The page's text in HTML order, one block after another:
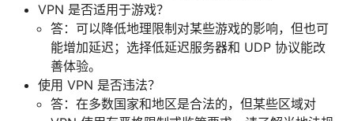
VPN 是否适用于游戏？
答：可以降低地理限制对某些游戏的影响，但也可
能增加延迟；选择低延迟服务器和 UDP 协议能改
善体验。
使用 VPN 是否违法？
答：在多数国家和地区是合法的，但某些区域对